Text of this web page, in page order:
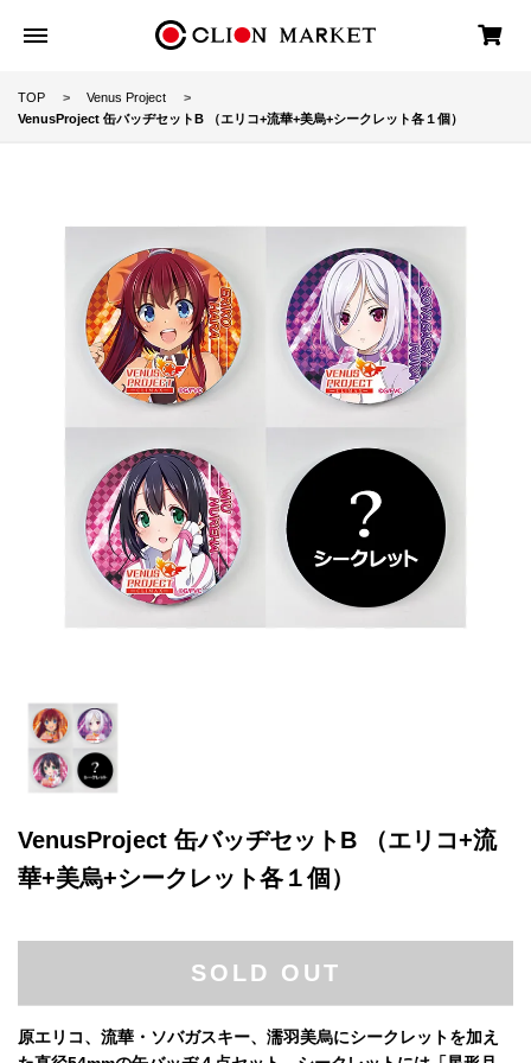
TOP
Venus Project
VenusProject 缶バッヂセットB （エリコ+流華+美烏+シークレット各１個）
VenusProject 缶バッヂセットB （エリコ+流
華+美烏+シークレット各１個）
SOLD OUT
原エリコ、流華・ソバガスキー、濡羽美烏にシークレットを加え